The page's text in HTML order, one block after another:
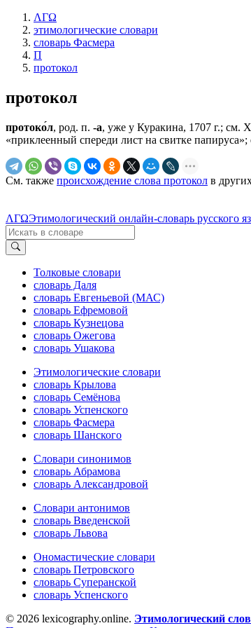
ΛΓΩ
этимологические словари
словарь Фасмера
П
протокол
протокол
протоко́л, род. п. -а, уже у Куракина, 1707 г.; см.
«приклеенный спереди лист на свитке
См. также происхождение слова протокол в
ΛΓΩЭтимологический онлайн-словарь русского
Толковые словари
словарь Даля
словарь Евгеньевой (МАС)
словарь Ефремовой
словарь Кузнецова
словарь Ожегова
словарь Ушакова
Этимологические словари
словарь Крылова
словарь Семёнова
словарь Успенского
словарь Фасмера
словарь Шанского
Словари синонимов
словарь Абрамова
словарь Александровой
Словари антонимов
словарь Введенской
словарь Львова
Ономастические словари
словарь Петровского
словарь Суперанской
словарь Успенского
© 2026 lexicography.online. Этимологический